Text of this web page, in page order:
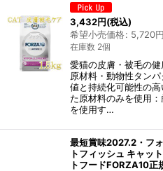
3,432円(税込)
希望小売価格: 5,720円
在庫数 2個
愛猫の皮膚・被毛の
原材料・動物性タン
値と持続化可能性の
た原材料のみを使用
を使用す…
最短賞味2027.2・フ
トフィッシュ キャッ
トフードFORZA10正